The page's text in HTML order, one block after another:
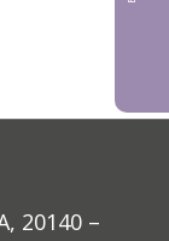
20140 –